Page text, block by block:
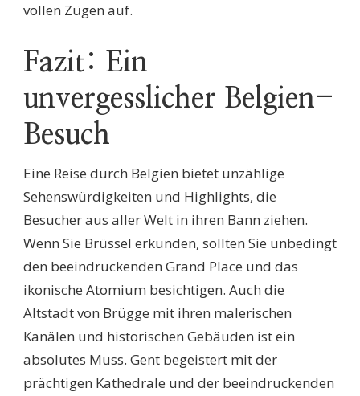
vollen Zügen auf.
Fazit: Ein
unvergesslicher Belgien-
Besuch
Eine Reise durch Belgien bietet unzählige
Sehenswürdigkeiten und Highlights, die
Besucher aus aller Welt in ihren Bann ziehen.
Wenn Sie Brüssel erkunden, sollten Sie unbedingt
den beeindruckenden Grand Place und das
ikonische Atomium besichtigen. Auch die
Altstadt von Brügge mit ihren malerischen
Kanälen und historischen Gebäuden ist ein
absolutes Muss. Gent begeistert mit der
prächtigen Kathedrale und der beeindruckenden